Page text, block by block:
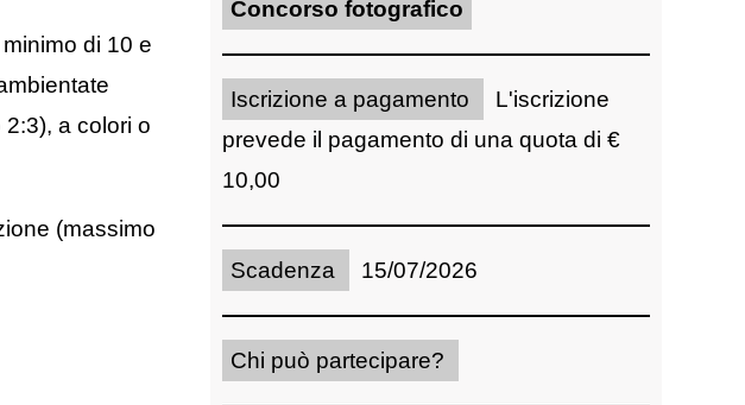
di 10 e
a colori o
(massimo
Concorso fotografico
Iscrizione a pagamento
L'iscrizione
prevede il pagamento di una quota di €
10,00
Scadenza 15/07/2026
Chi può partecipare?